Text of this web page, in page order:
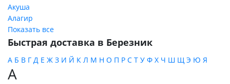
Акуша
Алагир
Показать все
Быстрая доставка в Березник
А Б В Г Д Е Ж З И Й К Л М Н О П Р С Т У Ф Х Ч Ш Щ Э Ю Я
А